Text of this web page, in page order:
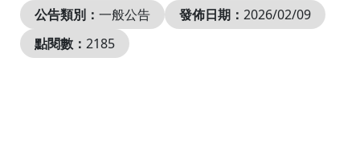
公告類別： 一般公告 發佈日期： 2026/02/09
點閱數： 2185